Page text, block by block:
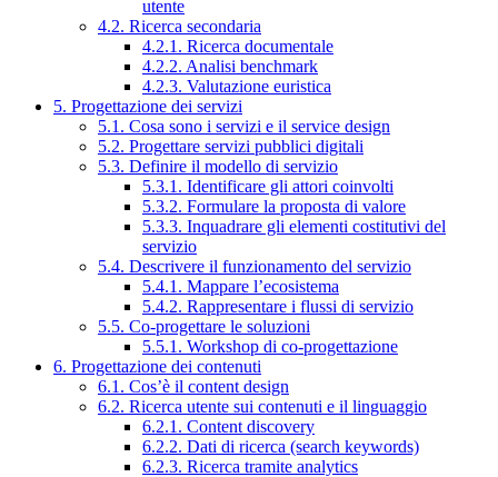
utente
4.2. Ricerca secondaria
4.2.1. Ricerca documentale
4.2.2. Analisi benchmark
4.2.3. Valutazione euristica
5. Progettazione dei servizi
5.1. Cosa sono i servizi e il service design
5.2. Progettare servizi pubblici digitali
5.3. Definire il modello di servizio
5.3.1. Identificare gli attori coinvolti
5.3.2. Formulare la proposta di valore
5.3.3. Inquadrare gli elementi costitutivi del
servizio
5.4. Descrivere il funzionamento del servizio
5.4.1. Mappare l’ecosistema
5.4.2. Rappresentare i flussi di servizio
5.5. Co-progettare le soluzioni
5.5.1. Workshop di co-progettazione
6. Progettazione dei contenuti
6.1. Cos’è il content design
6.2. Ricerca utente sui contenuti e il linguaggio
6.2.1. Content discovery
6.2.2. Dati di ricerca (search keywords)
6.2.3. Ricerca tramite analytics